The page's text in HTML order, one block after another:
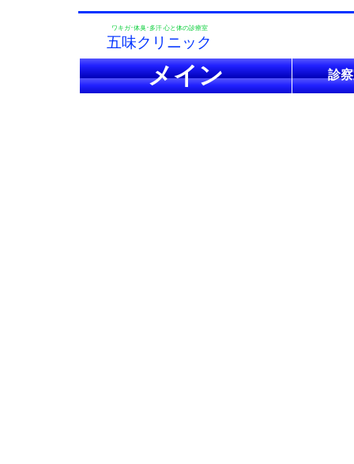
ワキガ･体臭･多汗 心と体の診療室
五味クリニック
メイン 診